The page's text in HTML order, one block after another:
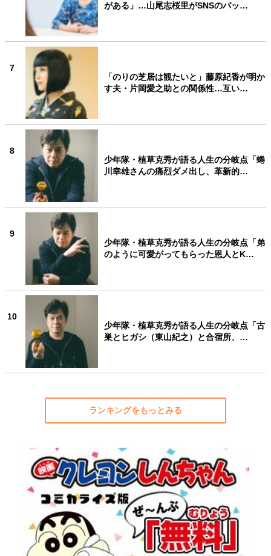
がある」…山尾志桜里がSNSのバッ…
7
「のりの芝居は観たいと」藤原紀香が明か
す夫・片岡愛之助との関係性…互い…
8
少年隊・植草克秀が語る人生の分岐点「蜷
川幸雄さんの痛烈ダメ出し、革新的…
9
少年隊・植草克秀が語る人生の分岐点「弟
のように可愛がってもらった恩人とK…
10
少年隊・植草克秀が語る人生の分岐点「古
巣とヒガシ（東山紀之）と合宿所、…
ランキングをもっとみる